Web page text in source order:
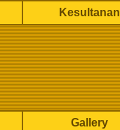
Kesultanan
Gallery